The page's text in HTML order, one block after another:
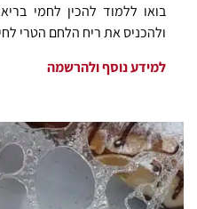
בואו ללמוד להכין לחמי
ולהכניס את ריח הלחם הטרי
למידע נוסף ולהרשמה